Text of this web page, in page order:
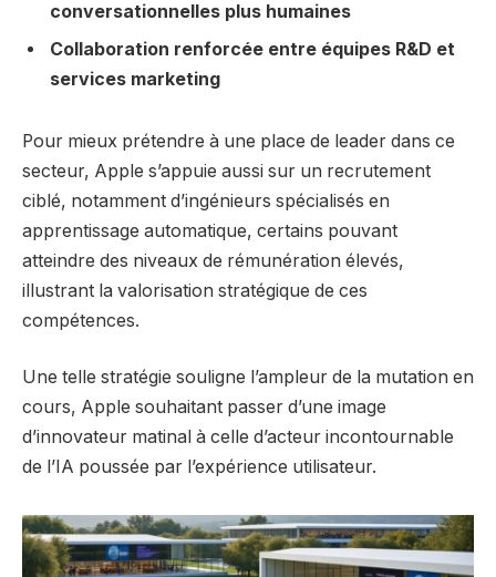
conversationnelles plus humaines
Collaboration renforcée entre équipes R&D et
services marketing
Pour mieux prétendre à une place de leader dans ce
secteur, Apple s’appuie aussi sur un recrutement
ciblé, notamment d’ingénieurs spécialisés en
apprentissage automatique, certains pouvant
atteindre des niveaux de rémunération élevés,
illustrant la valorisation stratégique de ces
compétences.
Une telle stratégie souligne l’ampleur de la mutation en
cours, Apple souhaitant passer d’une image
d’innovateur matinal à celle d’acteur incontournable
de l’IA poussée par l’expérience utilisateur.